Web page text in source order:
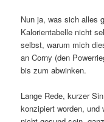
Nun ja, was sich alles
Kalorientabelle nicht
selbst, warum mich
an Corny (den
bis zum abwinken.
Lange Rede, kurzer
konzipiert worden,